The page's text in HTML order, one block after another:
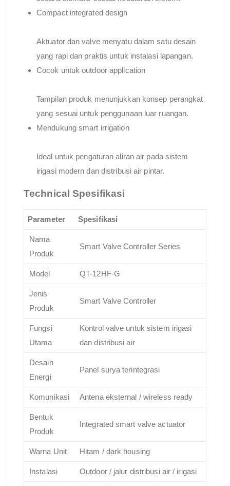
Compact integrated design
Aktuator dan valve menyatu dalam satu desain
yang rapi dan praktis untuk instalasi lapangan.
Cocok untuk outdoor application
Tampilan produk menunjukkan konsep perangkat
yang sesuai untuk penggunaan luar ruangan.
Mendukung smart irrigation
Ideal untuk pengaturan aliran air pada sistem
irigasi modern dan distribusi air pintar.
Technical Spesifikasi
Parameter Spesifikasi
Nama
Produk
Smart Valve Controller Series
Model QT-12HF-G
Jenis
Produk
Smart Valve Controller
Fungsi
Utama
Kontrol valve untuk sistem irigasi
dan distribusi air
Desain
Energi
Panel surya terintegrasi
Komunikasi Antena eksternal / wireless ready
Bentuk
Produk
Integrated smart valve actuator
Warna Unit Hitam / dark housing
Instalasi Outdoor / jalur distribusi air / irigasi